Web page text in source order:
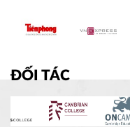
ĐỐI TÁC